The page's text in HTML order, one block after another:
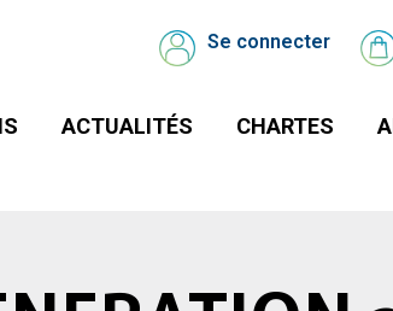
Se connecter
ACTUALITÉS CHARTES
ACTUALITÉS CHARTES